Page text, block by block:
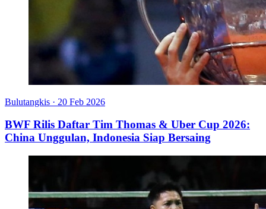
Bulutangkis · 20 Feb 2026
BWF Rilis Daftar Tim Thomas & Uber Cup 2026:
China Unggulan, Indonesia Siap Bersaing